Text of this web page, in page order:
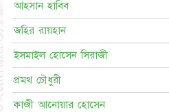
আহসান হাবিব
জহির রায়হান
ইসমাইল হোসেন সিরাজী
প্রমথ চৌধুরী
কাজী আনোয়ার হোসেন